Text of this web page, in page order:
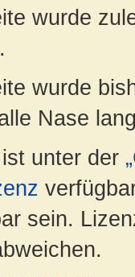
wurde
wurde
Nase
unter der
sein.